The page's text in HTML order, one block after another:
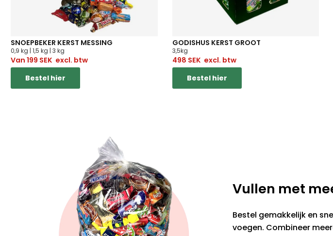
SNOEPBEKER KERST MESSING
0,9 kg | 1,5 kg | 3 kg
Van 199 SEK excl. btw
Bestel hier
GODISHUS KERST GROOT
3,5kg
498 SEK excl. btw
Bestel hier
Vullen met
Bestel gemakkelijk en
voegen. Combineer